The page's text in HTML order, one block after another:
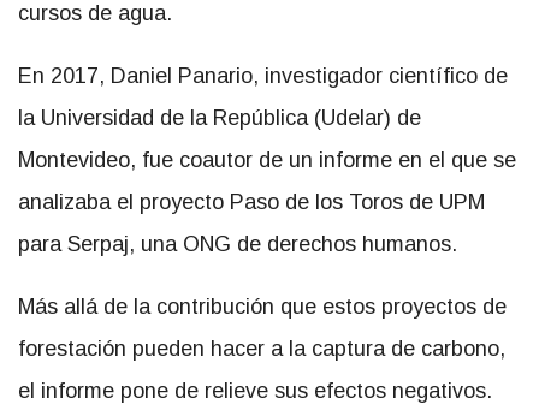
cursos de agua.
En 2017, Daniel Panario, investigador científico de
la Universidad de la República (Udelar) de
Montevideo, fue coautor de un informe en el que se
analizaba el proyecto Paso de los Toros de UPM
para Serpaj, una ONG de derechos humanos.
Más allá de la contribución que estos proyectos de
forestación pueden hacer a la captura de carbono,
el informe pone de relieve sus efectos negativos.